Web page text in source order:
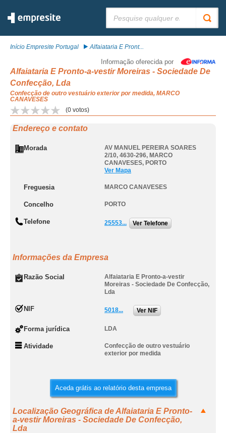
Início Empresite Portugal Alfaiataria E Pront...
Informação oferecida por
Alfaiataria E Pronto-a-vestir Moreiras - Sociedade De
Confecção, Lda
Confecção de outro vestuário exterior por medida, MARCO
CANAVESES
(0 votos)
Endereço e contato
Morada
AV MANUEL PEREIRA SOARES
2/10, 4630-296, MARCO
CANAVESES, PORTO
Ver Mapa
Freguesia MARCO CANAVESES
Concelho PORTO
Telefone 25553... Ver Telefone
Informações da Empresa
Razão Social
Alfaiataria E Pronto-a-vestir
Moreiras - Sociedade De Confecção,
Lda
NIF 5018... Ver NIF
Forma jurídica LDA
Atividade
Confecção de outro vestuário
exterior por medida
Aceda grátis ao relatório desta empresa
Localização Geográfica de Alfaiataria E Pronto-
a-vestir Moreiras - Sociedade De Confecção,
Lda